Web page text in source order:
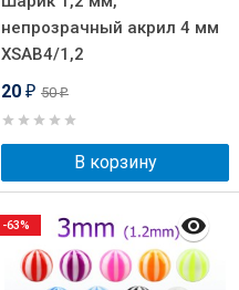
непрозрачный акрил 4 мм
XSAB4/1,2
20 ₽ 50₽
В корзину
-63%